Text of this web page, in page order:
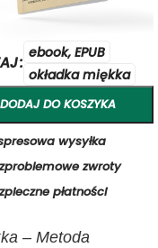
ebook, EPUB
okładka miękka
DODAJ DO KOSZYKA
wysyłka
zwroty
płatności
– Metoda